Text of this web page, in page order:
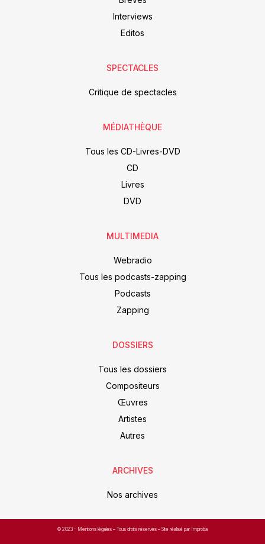
Interviews
Editos
SPECTACLES
Critique de spectacles
MÉDIATHÈQUE
Tous les CD-Livres-DVD
CD
Livres
DVD
MULTIMEDIA
Webradio
Tous les podcasts-zapping
Podcasts
Zapping
DOSSIERS
Tous les dossiers
Compositeurs
Œuvres
Artistes
Autres
ARCHIVES
Nos archives
© 2023 – Mentions légales – Tous droits réservés – Site réalisé par Improba